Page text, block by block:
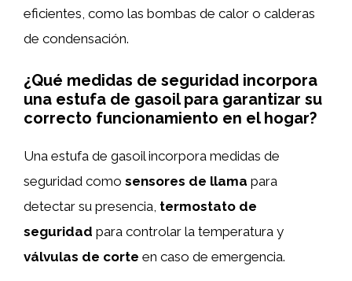
eficientes, como las bombas de calor o calderas
de condensación.
¿Qué medidas de seguridad incorpora
una estufa de gasoil para garantizar su
correcto funcionamiento en el hogar?
Una estufa de gasoil incorpora medidas de
seguridad como sensores de llama para
detectar su presencia, termostato de
seguridad para controlar la temperatura y
válvulas de corte en caso de emergencia.